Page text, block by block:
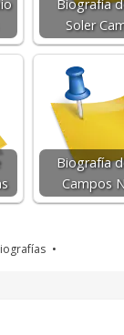
Biografía
Soler
Biografía
Campos